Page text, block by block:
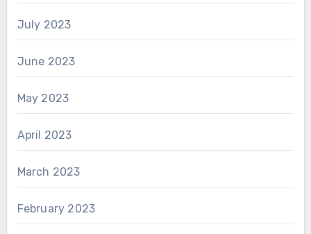
July 2023
June 2023
May 2023
April 2023
March 2023
February 2023